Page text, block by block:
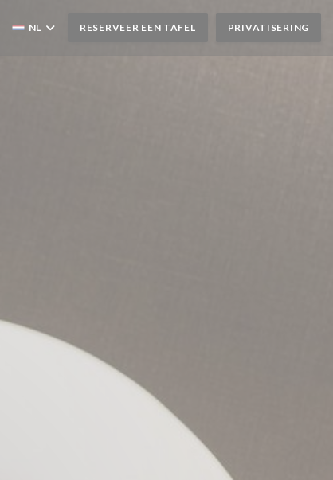
NL RESERVEER EEN TAFEL PRIVATISERING